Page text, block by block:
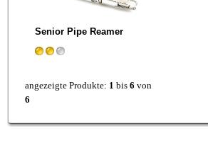
Senior Pipe Reamer
angezeigte Produkte: 1 bis 6 von
6